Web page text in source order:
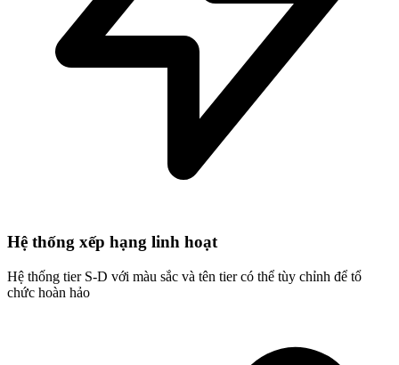
Hệ thống xếp hạng linh hoạt
Hệ thống tier S-D với màu sắc và tên tier có thể tùy chỉnh để tổ
chức hoàn hảo